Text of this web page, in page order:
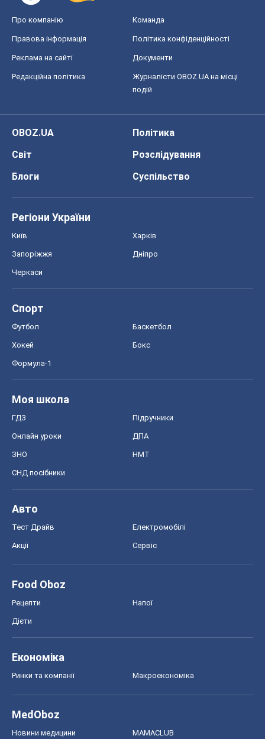
Про компанію Команда
Правова інформація Політика конфіденційності
Реклама на сайті Документи
Редакційна політика
Журналісти OBOZ.UA на місці
подій
OBOZ.UA
Політика
Світ
Розслідування
Блоги
Суспільство
Регіони України
Київ Харків
Запоріжжя Дніпро
Черкаси
Спорт
Футбол Баскетбол
Хокей Бокс
Формула-1
Моя школа
ГДЗ Підручники
Онлайн уроки ДПА
ЗНО НМТ
СНД посібники
Авто
Тест Драйв Електромобілі
Акції Сервіс
Food Oboz
Рецепти Напої
Дієти
Економіка
Ринки та компанії Макроекономіка
MedOboz
Новини медицини MAMACLUB